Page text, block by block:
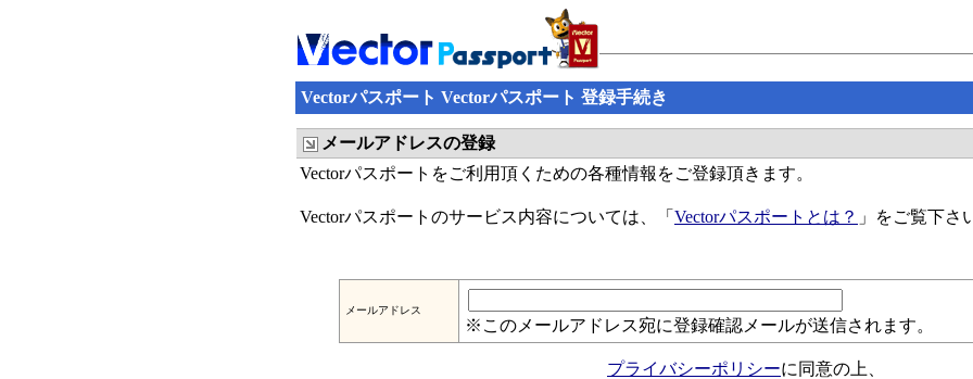
Vectorパスポート Vectorパスポート 登録手続き
メールアドレスの登録
Vectorパスポートをご利用頂くための各種情報をご登録頂きます。
Vectorパスポートのサービス内容については、「 Vectorパスポートとは？ 」をご覧下さ
メールアドレス
※このメールアドレス宛に登録確認メールが送信されます。
プライバシーポリシーに同意の上、